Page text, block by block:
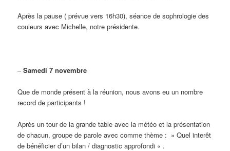
Après la pause ( prévue vers 16h30), séance de sophrologie des
couleurs avec Michelle, notre présidente.
–Samedi 7 novembre
Que de monde présent à la réunion, nous avons eu un nombre
record de participants !
Après un tour de la grande table avec la météo et la présentation
de chacun, groupe de parole avec comme thème : » Quel interêt
de bénéficier d’un bilan / diagnostic approfondi « .